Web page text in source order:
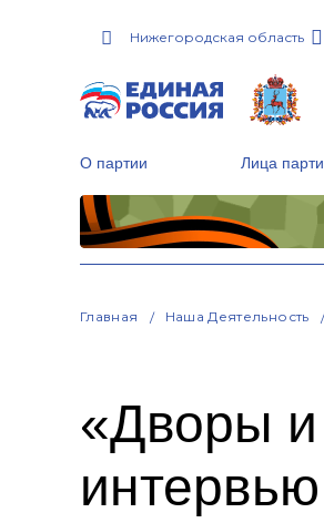
Нижегородская область
О партии Лица
Главная Наша Деятельность
«Дворы и